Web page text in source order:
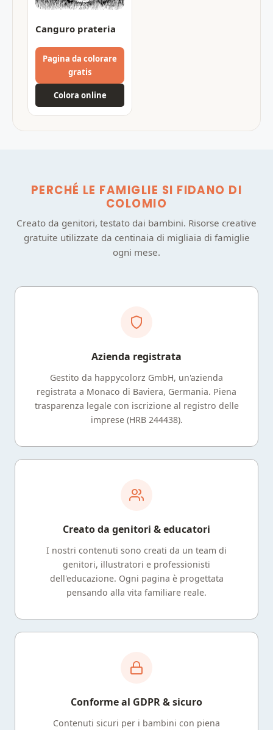
Canguro prateria
Pagina da colorare
gratis
Colora online
PERCHÉ LE FAMIGLIE SI FIDANO DI
COLOMIO
Creato da genitori, testato dai bambini. Risorse creative
gratuite utilizzate da centinaia di migliaia di famiglie
ogni mese.
Azienda registrata
Gestito da happycolorz GmbH, un'azienda
registrata a Monaco di Baviera, Germania. Piena
trasparenza legale con iscrizione al registro delle
imprese (HRB 244438).
Creato da genitori & educatori
I nostri contenuti sono creati da un team di
genitori, illustratori e professionisti
dell'educazione. Ogni pagina è progettata
pensando alla vita familiare reale.
Conforme al GDPR & sicuro
Contenuti sicuri per i bambini con piena